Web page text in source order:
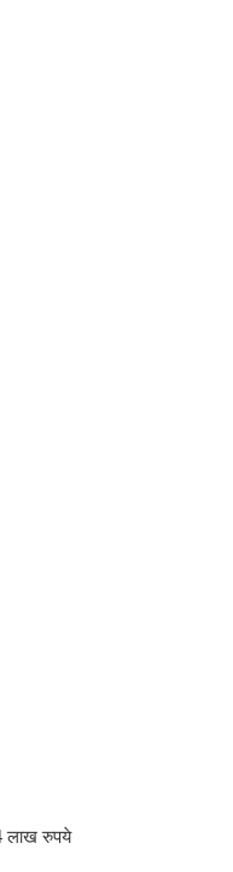
लाख रुपये